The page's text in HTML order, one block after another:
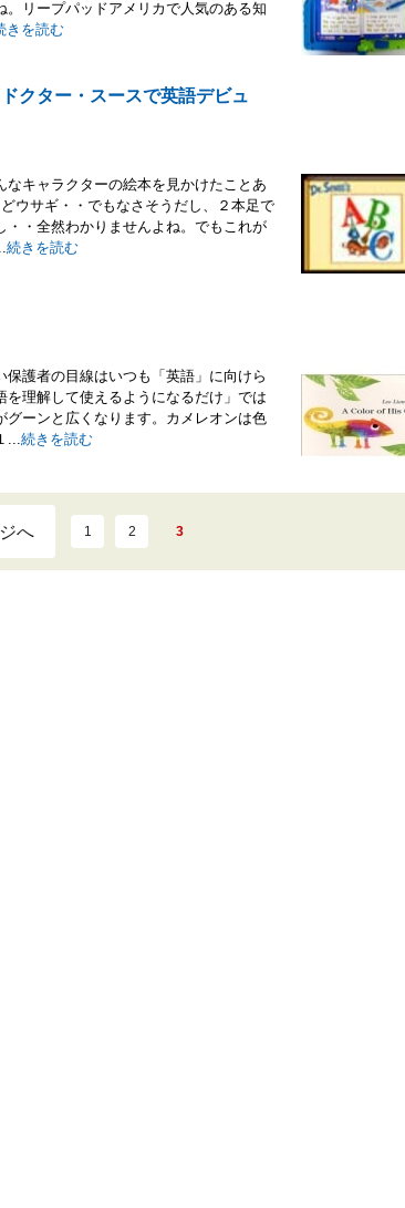
リープパッドアメリカで人気のある知
きを読む
クター・スースで英語デビュ
キャラクターの絵本を見かけたことあ
ウサギ・・でもなさそうだし、２本足で
・全然わかりませんよね。でもこれが
続きを読む
護者の目線はいつも「英語」に向けら
理解して使えるようになるだけ」では
ーンと広くなります。カメレオンは色
...続きを読む
へ 1 2 3